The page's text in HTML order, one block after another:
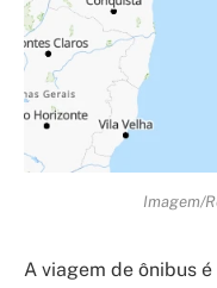
Imagem/
A viagem de ônibus